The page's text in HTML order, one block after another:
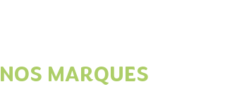
NOS MARQUES